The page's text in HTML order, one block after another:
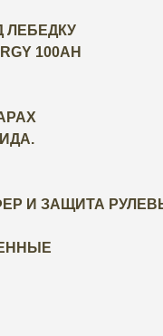
ЛЕБЕДКУ
100AH
И ЗАЩИТА